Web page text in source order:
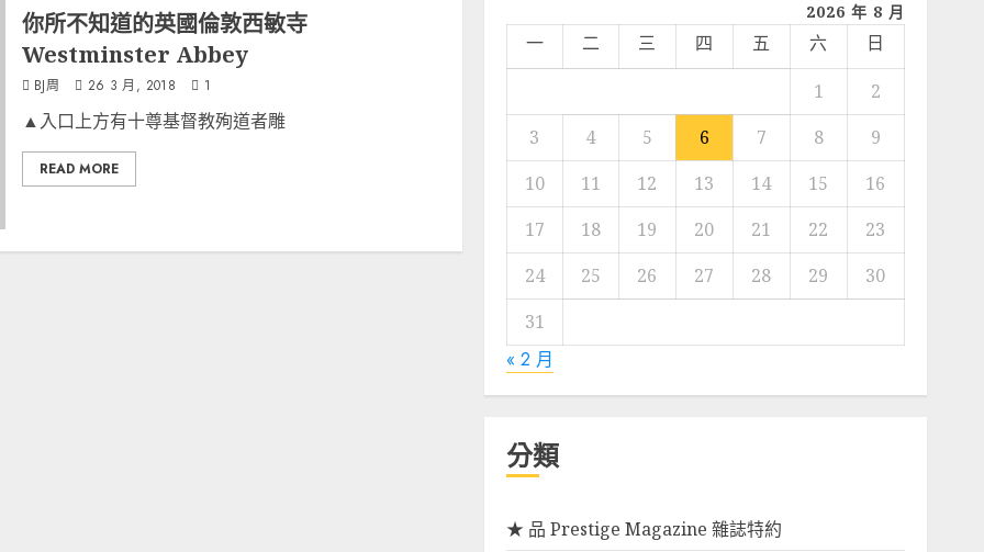
你所不知道的英國倫敦西敏寺
Westminster Abbey
BJ周 26 3 月, 2018 1
▲入口上方有十尊基督教殉道者雕
READ MORE
2026 年 8 月
一 二 三 四 五 六
日
1
2
3
4 5 6 7 8
9
10
11 12 13 14 15
16
17
18 19 20 21 22
23
24
25 26 27 28 29
30
31
« 2 月
分類
★ 品 Prestige Magazine 雜誌特約